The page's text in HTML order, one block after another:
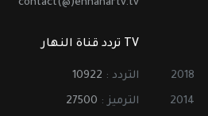
contact(@)ennahartv.tv
2018
2014
TV تردد قناة النهار
التردد : 10922
الترميز : 27500